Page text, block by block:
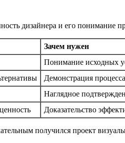
дизайнера и его понимание
Зачем нужен
Понимание исходных
Демонстрация
Наглядное
Доказательство
получился проект